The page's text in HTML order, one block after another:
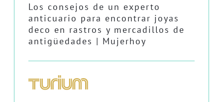
Los consejos de un experto
anticuario para encontrar joyas
deco en rastros y mercadillos de
antigüedades | Mujerhoy